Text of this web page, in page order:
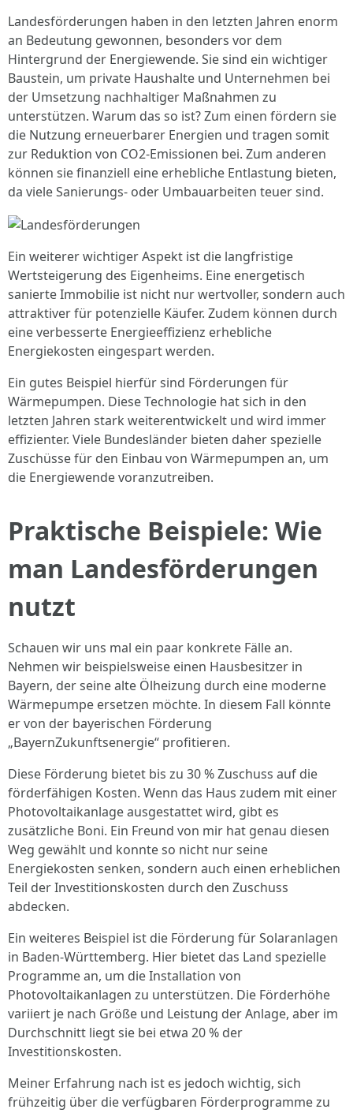
Landesförderungen haben in den letzten Jahren enorm
an Bedeutung gewonnen, besonders vor dem
Hintergrund der Energiewende. Sie sind ein wichtiger
Baustein, um private Haushalte und Unternehmen bei
der Umsetzung nachhaltiger Maßnahmen zu
unterstützen. Warum das so ist? Zum einen fördern sie
die Nutzung erneuerbarer Energien und tragen somit
zur Reduktion von CO2-Emissionen bei. Zum anderen
können sie finanziell eine erhebliche Entlastung bieten,
da viele Sanierungs- oder Umbauarbeiten teuer sind.
Ein weiterer wichtiger Aspekt ist die langfristige
Wertsteigerung des Eigenheims. Eine energetisch
sanierte Immobilie ist nicht nur wertvoller, sondern auch
attraktiver für potenzielle Käufer. Zudem können durch
eine verbesserte Energieeffizienz erhebliche
Energiekosten eingespart werden.
Ein gutes Beispiel hierfür sind Förderungen für
Wärmepumpen. Diese Technologie hat sich in den
letzten Jahren stark weiterentwickelt und wird immer
effizienter. Viele Bundesländer bieten daher spezielle
Zuschüsse für den Einbau von Wärmepumpen an, um
die Energiewende voranzutreiben.
Praktische Beispiele: Wie
man Landesförderungen
nutzt
Schauen wir uns mal ein paar konkrete Fälle an.
Nehmen wir beispielsweise einen Hausbesitzer in
Bayern, der seine alte Ölheizung durch eine moderne
Wärmepumpe ersetzen möchte. In diesem Fall könnte
er von der bayerischen Förderung
„BayernZukunftsenergie“ profitieren.
Diese Förderung bietet bis zu 30 % Zuschuss auf die
förderfähigen Kosten. Wenn das Haus zudem mit einer
Photovoltaikanlage ausgestattet wird, gibt es
zusätzliche Boni. Ein Freund von mir hat genau diesen
Weg gewählt und konnte so nicht nur seine
Energiekosten senken, sondern auch einen erheblichen
Teil der Investitionskosten durch den Zuschuss
abdecken.
Ein weiteres Beispiel ist die Förderung für Solaranlagen
in Baden-Württemberg. Hier bietet das Land spezielle
Programme an, um die Installation von
Photovoltaikanlagen zu unterstützen. Die Förderhöhe
variiert je nach Größe und Leistung der Anlage, aber im
Durchschnitt liegt sie bei etwa 20 % der
Investitionskosten.
Meiner Erfahrung nach ist es jedoch wichtig, sich
frühzeitig über die verfügbaren Förderprogramme zu